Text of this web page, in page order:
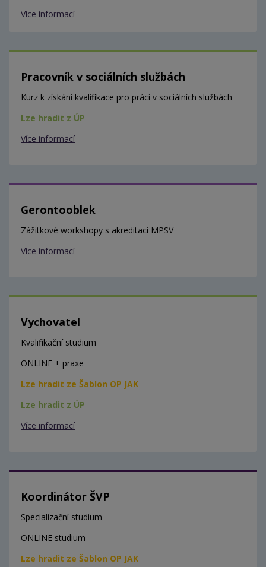
Více informací
Pracovník v sociálních službách
Kurz k získání kvalifikace pro práci v sociálních službách
Lze hradit z ÚP
Více informací
Gerontooblek
Zážitkové workshopy s akreditací MPSV
Více informací
Vychovatel
Kvalifikační studium
ONLINE + praxe
Lze hradit ze Šablon OP JAK
Lze hradit z ÚP
Více informací
Koordinátor ŠVP
Specializační studium
ONLINE studium
Lze hradit ze Šablon OP JAK